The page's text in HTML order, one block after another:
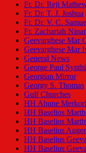
Fr. Dr. Reji
Fr. Dr. T. J. Joshua
Fr. Dr. V. C.
Fr. Zachariah
Geevarghese Mar
Geevarghese Mar
General News
George Paul
Georgian Mirror
Georgy S. Thomas
Gulf Churches
HH Abune
HH Baselios
HH Baselios
HH Baselius
HH Baselius
HH Baselius